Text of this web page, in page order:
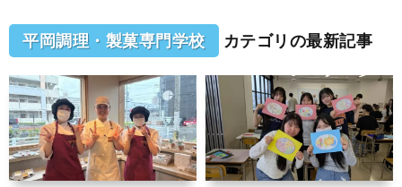
平岡調理・製菓専門学校 カテゴリの最新記事